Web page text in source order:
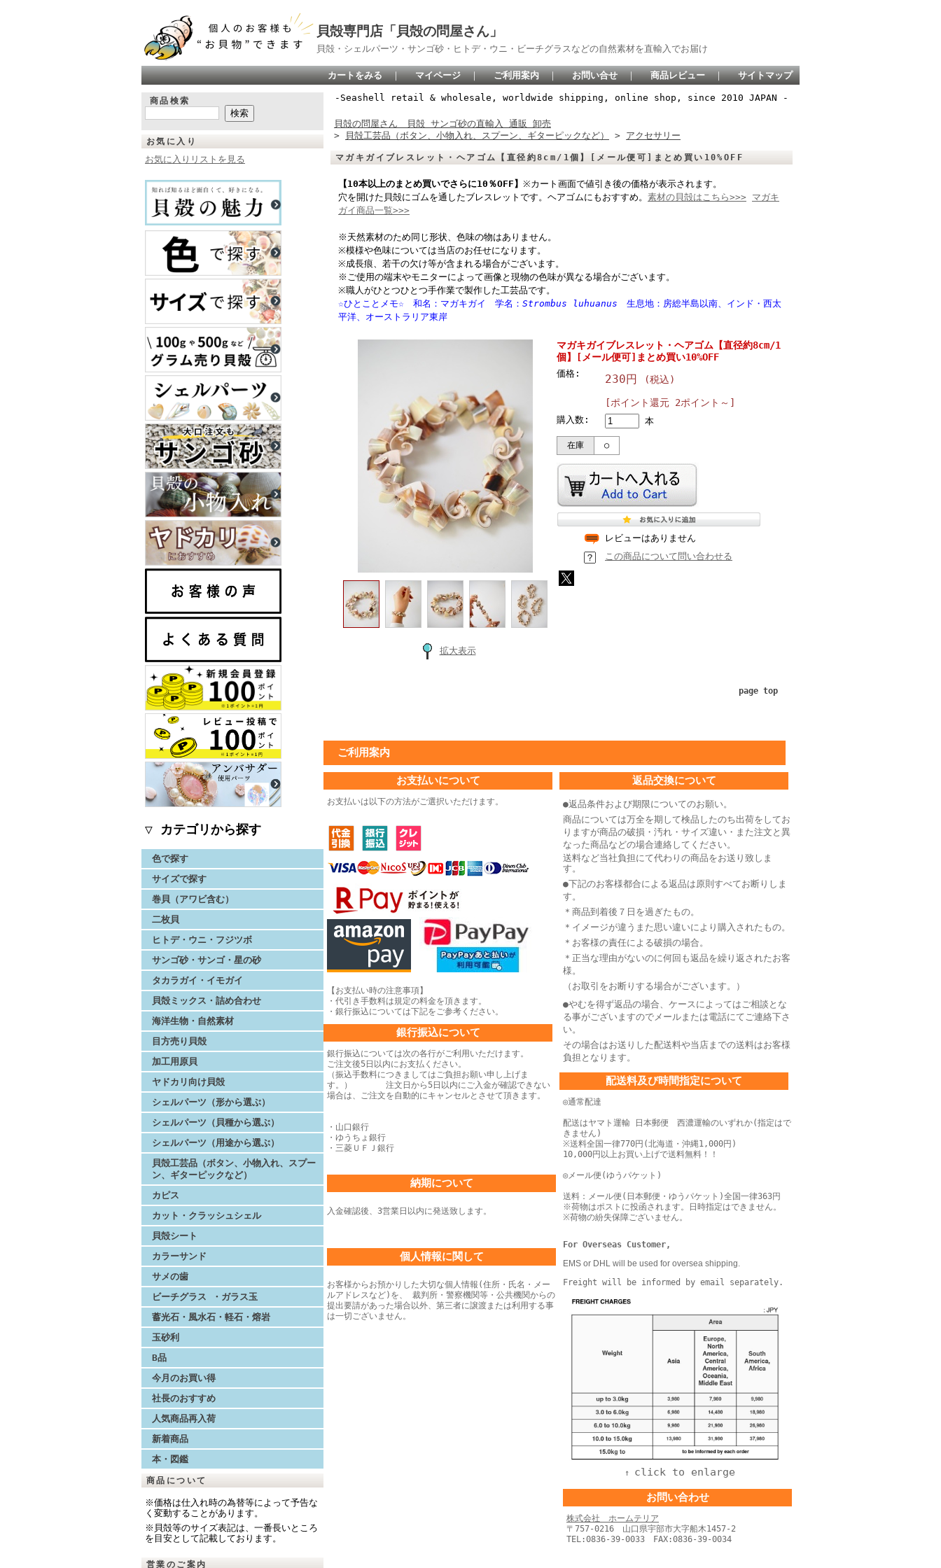
貝殻専門店「貝殻の問屋さん」
貝殻・シェルパーツ・サンゴ砂・ヒトデ・ウニ・ビーチグラスなどの自然素材を直輸入でお届け
カートをみる ｜ マイページ ｜ ご利用案内 ｜ お問い合せ ｜ 商品レビュー ｜ サイトマップ
商品検索
お気に入り
お気に入りリストを見る
▽ カテゴリから探す
色で探す
サイズで探す
巻貝（アワビ含む）
二枚貝
ヒトデ・ウニ・フジツボ
サンゴ砂・サンゴ・星の砂
タカラガイ・イモガイ
貝殻ミックス・詰め合わせ
海洋生物・自然素材
目方売り貝殻
加工用原貝
ヤドカリ向け貝殻
シェルパーツ（形から選ぶ）
シェルパーツ（貝種から選ぶ）
シェルパーツ（用途から選ぶ）
貝殻工芸品（ボタン、小物入れ、スプー
ン、ギターピックなど）
カピス
カット・クラッシュシェル
貝殻シート
カラーサンド
サメの歯
ビーチグラス ・ガラス玉
蓄光石・風水石・軽石・熔岩
玉砂利
B品
今月のお買い得
社長のおすすめ
人気商品再入荷
新着商品
本・図鑑
商品について
※価格は仕入れ時の為替等によって予告な
く変動することがあります。
※貝殻等のサイズ表記は、一番長いところ
を目安として記載しております。
営業のご案内
-Seashell retail & wholesale, worldwide shipping, online shop, since 2010 JAPAN -
貝殻の問屋さん 貝殻 サンゴ砂の直輸入 通販 卸売
>
貝殻工芸品（ボタン、小物入れ、スプーン、ギターピックなど） > アクセサリー
マガキガイブレスレット・ヘアゴム【直径約8cm/1個】[メール便可]まとめ買い10%OFF
【10本以上のまとめ買いでさらに10％OFF】 ※カート画面で値引き後の価格が表示されます。
穴を開けた貝殻にゴムを通したブレスレットです。ヘアゴムにもおすすめ。 素材の貝殻はこちら>>>
マガキ
ガイ商品一覧>>>
※天然素材のため同じ形状、色味の物はありません。
※模様や色味については当店のお任せになります。
※成長痕、若干の欠け等が含まれる場合がございます。
※ご使用の端末やモニターによって画像と現物の色味が異なる場合がございます。
※職人がひとつひとつ手作業で製作した工芸品です。
☆ひとことメモ☆ 和名：マガキガイ 学名： Strombus luhuanus 生息地：房総半島以南、インド・西太
平洋、オーストラリア東岸
拡大表示
マガキガイブレスレット・ヘアゴム【直径約8cm/1
個】[メール便可]まとめ買い10%OFF
価格: 230円 (税込)
[ポイント還元 2ポイント～]
購入数: 本
在庫 ○
レビューはありません
この商品について問い合わせる
page top
ご利用案内
お支払いについて
お支払いは以下の方法がご選択いただけます。
【お支払い時の注意事項】
・代引き手数料は規定の料金を頂きます。
・銀行振込については下記をご参考ください。
銀行振込について
銀行振込については次の各行がご利用いただけます。
ご注文後5日以内にお支払ください。
（振込手数料につきましてはご負担お願い申し上げま
す。） 注文日から5日以内にご入金が確認できない
場合は、 ご注文を自動的にキャンセルとさせて頂きます。
・山口銀行
・ゆうちょ銀行
・三菱ＵＦＪ銀行
納期について
入金確認後、3営業日以内に発送致します。
個人情報に関して
お客様からお預かりした大切な個人情報(住所・氏名・メー
ルアドレスなど)を、 裁判所・警察機関等・公共機関からの
提出要請があった場合以外、第三者に譲渡または利用する事
は一切ございません。
返品交換について
●返品条件および期限についてのお願い。
商品については万全を期して検品したのち出荷をしてお
りますが商品の破損・汚れ・サイズ違い・また注文と異
なった商品などの場合連絡してください。
送料など当社負担にて代わりの商品をお送り致しま
す。
●下記のお客様都合による返品は原則すべてお断りしま
す。
＊商品到着後７日を過ぎたもの。
＊イメージが違うまた思い違いにより購入されたもの。
＊お客様の責任による破損の場合。
＊正当な理由がないのに何回も返品を繰り返されたお客
様。
（お取引をお断りする場合がございます。）
●やむを得ず返品の場合、ケースによってはご相談とな
る事がございますのでメールまたは電話にてご連絡下さ
い。
その場合はお送りした配送料や当店までの送料はお客様
負担となります。
配送料及び時間指定について
◎通常配達
配送はヤマト運輸 日本郵便 西濃運輸のいずれか(指定はで
きません)
※送料全国一律770円(北海道・沖縄1,000円)
10,000円以上お買い上げで送料無料！！
◎メール便(ゆうパケット)
送料：メール便(日本郵便・ゆうパケット)全国一律363円
※荷物はポストに投函されます。日時指定はできません。
※荷物の紛失保障ございません。
For Overseas Customer,
EMS or DHL will be used for oversea shipping.
Freight will be informed by email separately.
↑ click to enlarge
お問い合わせ
株式会社 ホームテリア
〒757-0216 山口県宇部市大字船木1457-2
TEL:0836-39-0033 FAX:0836-39-0034